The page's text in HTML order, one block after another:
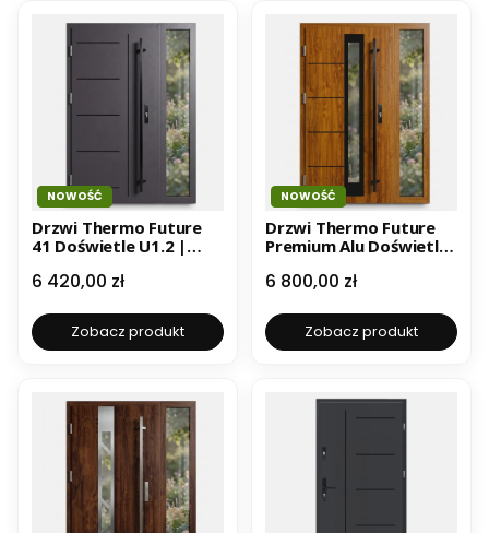
NOWOŚĆ
Drzwi Thermo Future
41 Doświetle U1.2 |
stalowe | Czyste
Cena
6 420,00 zł
Zobacz produkt
NOWOŚĆ
Drzwi Thermo Future
Premium Alu Doświetle
zewnętrzne stalowe |
Cena
6 800,00 zł
Zobacz produkt